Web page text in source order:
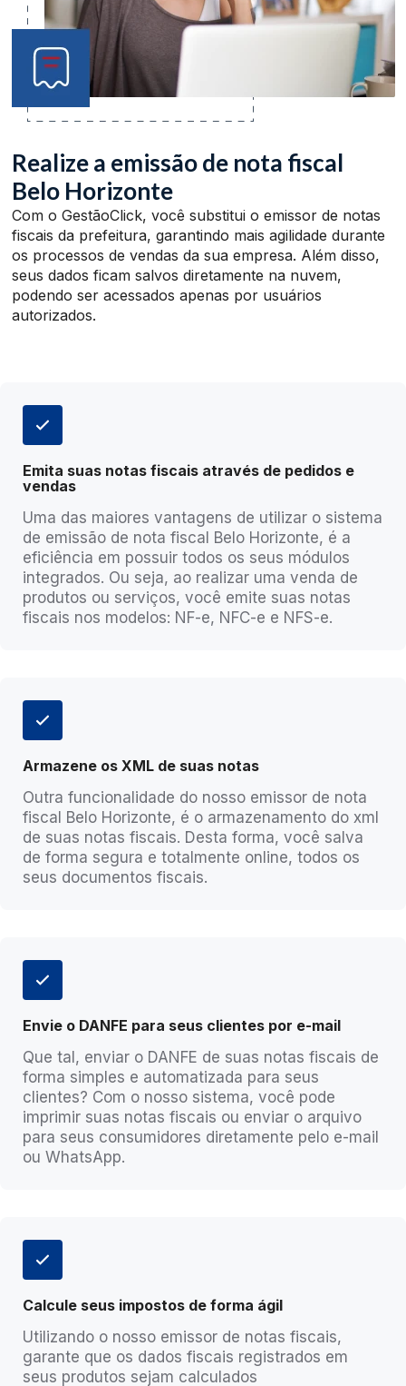
Realize a emissão de nota fiscal
Belo Horizonte
Com o GestãoClick, você substitui o emissor de notas
fiscais da prefeitura, garantindo mais agilidade durante
os processos de vendas da sua empresa. Além disso,
seus dados ficam salvos diretamente na nuvem,
podendo ser acessados apenas por usuários
autorizados.
Emita suas notas fiscais através de pedidos e
vendas
Uma das maiores vantagens de utilizar o sistema
de emissão de nota fiscal Belo Horizonte, é a
eficiência em possuir todos os seus módulos
integrados. Ou seja, ao realizar uma venda de
produtos ou serviços, você emite suas notas
fiscais nos modelos: NF-e, NFC-e e NFS-e.
Armazene os XML de suas notas
Outra funcionalidade do nosso emissor de nota
fiscal Belo Horizonte, é o armazenamento do xml
de suas notas fiscais. Desta forma, você salva
de forma segura e totalmente online, todos os
seus documentos fiscais.
Envie o DANFE para seus clientes por e-mail
Que tal, enviar o DANFE de suas notas fiscais de
forma simples e automatizada para seus
clientes? Com o nosso sistema, você pode
imprimir suas notas fiscais ou enviar o arquivo
para seus consumidores diretamente pelo e-mail
ou WhatsApp.
Calcule seus impostos de forma ágil
Utilizando o nosso emissor de notas fiscais,
garante que os dados fiscais registrados em
seus produtos sejam calculados